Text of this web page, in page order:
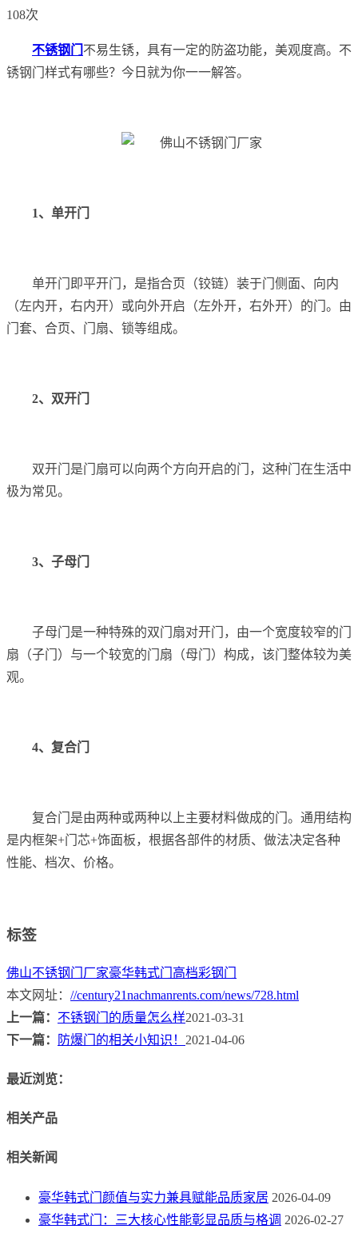
108次
不锈钢门 不易生锈，具有一定的防盗功能，美观度高。不
锈钢门样式有哪些？今日就为你一一解答。
1、单开门
单开门即平开门，是指合页（铰链）装于门侧面、向内
（左内开，右内开）或向外开启（左外开，右外开）的门。由
门套、合页、门扇、锁等组成。
2、双开门
双开门是门扇可以向两个方向开启的门，这种门在生活中
极为常见。
3、子母门
子母门是一种特殊的双门扇对开门，由一个宽度较窄的门
扇（子门）与一个较宽的门扇（母门）构成，该门整体较为美
观。
4、复合门
复合门是由两种或两种以上主要材料做成的门。通用结构
是内框架+门芯+饰面板，根据各部件的材质、做法决定各种
性能、档次、价格。
标签
佛山不锈钢门厂家豪华韩式门 高档彩钢门
本文网址： //century21nachmanrents.com/news/728.html
上一篇： 不锈钢门的质量怎么样2021-03-31
下一篇：
防爆门的相关小知识！ 2021-04-06
最近浏览：
相关产品
相关新闻
豪华韩式门颜值与实力兼具赋能品质家居 2026-04-09
豪华韩式门：三大核心性能彰显品质与格调 2026-02-27